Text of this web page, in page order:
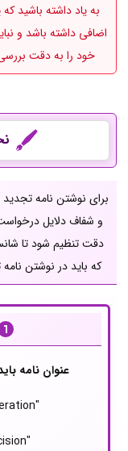
به یاد داشته
اضافی داشته باشد و
خود را به دقت
برای نوشتن نامه
و شفاف دلایل
دقت تنظیم شود تا
که باید در نوشتن
عنوان نامه
"Request for Visa Reconsideration"
"Appeal of Visa Denial Decision"